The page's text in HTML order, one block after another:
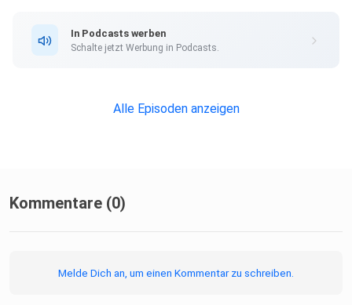
In Podcasts werben
Schalte jetzt Werbung in Podcasts.
Alle Episoden anzeigen
Kommentare (0)
Melde Dich an, um einen Kommentar zu schreiben.